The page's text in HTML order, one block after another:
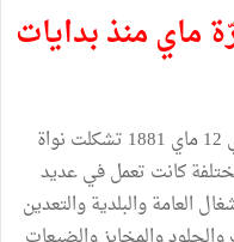
ماي منذ بدايات
منذ انتصاب الحماية الفرنسية بتونس في 12 ماي 1881 تشكلت نواة
كانت تعمل في عديد
العامة والبلدية والتعدين